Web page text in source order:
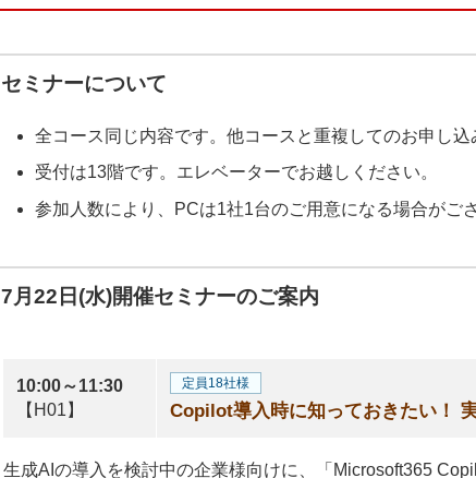
セミナーについて
全コース同じ内容です。他コースと重複してのお申し込
受付は13階です。エレベーターでお越しください。
参加人数により、PCは1社1台のご用意になる場合がご
7月22日(水)開催セミナーのご案内
10:00～11:30
【H01】
定員18社様
Copilot導入時に知っておきたい！
生成AIの導入を検討中の企業様向けに、「Microsoft365